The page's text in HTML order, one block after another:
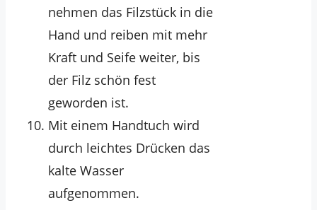
nehmen das Filzstück in die
Hand und reiben mit mehr
Kraft und Seife weiter, bis
der Filz schön fest
geworden ist.
Mit einem Handtuch wird
durch leichtes Drücken das
kalte Wasser
aufgenommen.